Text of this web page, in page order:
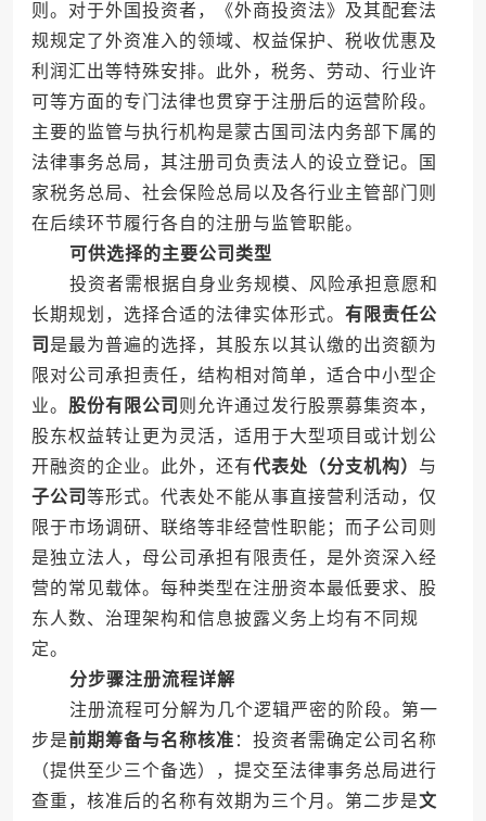
则。对于外国投资者，《外商投资法》及其配套法
规规定了外资准入的领域、权益保护、税收优惠及
利润汇出等特殊安排。此外，税务、劳动、行业许
可等方面的专门法律也贯穿于注册后的运营阶段。
主要的监管与执行机构是蒙古国司法内务部下属的
法律事务总局，其注册司负责法人的设立登记。国
家税务总局、社会保险总局以及各行业主管部门则
在后续环节履行各自的注册与监管职能。
可供选择的主要公司类型
投资者需根据自身业务规模、风险承担意愿和
长期规划，选择合适的法律实体形式。 有限责任公
司 是最为普遍的选择，其股东以其认缴的出资额为
限对公司承担责任，结构相对简单，适合中小型企
业。 股份有限公司 则允许通过发行股票募集资本，
股东权益转让更为灵活，适用于大型项目或计划公
开融资的企业。此外，还有代表处（分支机构） 与
子公司 等形式。代表处不能从事直接营利活动，仅
限于市场调研、联络等非经营性职能；而子公司则
是独立法人，母公司承担有限责任，是外资深入经
营的常见载体。每种类型在注册资本最低要求、股
东人数、治理架构和信息披露义务上均有不同规
定。
分步骤注册流程详解
注册流程可分解为几个逻辑严密的阶段。第一
步是前期筹备与名称核准 ：投资者需确定公司名称
（提供至少三个备选），提交至法律事务总局进行
查重，核准后的名称有效期为三个月。第二步是文